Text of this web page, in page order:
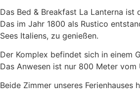
Das Bed & Breakfast La Lanterna
Das im Jahr 1800 als Rustico
Sees Italiens, zu genießen.
Der Komplex befindet sich in einem
Das Anwesen ist nur 800 Meter
Beide Zimmer unseres